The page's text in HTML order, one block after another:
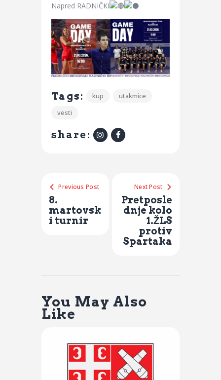
Napred RADNIČKI
Tags: kup
utakmice
vesti
share:
Previous Post
8.
martovsk
i turnir
Next Post
Pretposle
dnje kolo
1.ŽLS
protiv
Spartaka
You May Also
Like